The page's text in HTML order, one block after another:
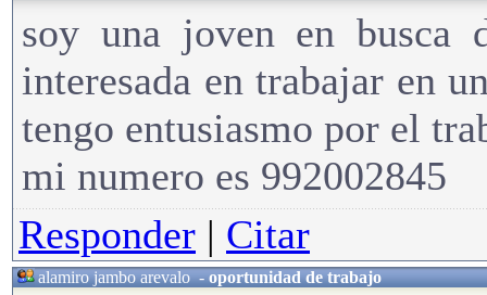
soy una joven en busca
interesada en trabajar en
tengo entusiasmo por el
mi numero es 992002845
Responder | Citar
alamiro jambo arevalo-oportunidad de trabajo